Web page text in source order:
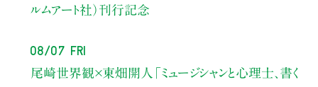
ルムアート社）刊行記念
08/07 Fri
尾崎世界観×東畑開人
「ミュージシャンと心理士、書く